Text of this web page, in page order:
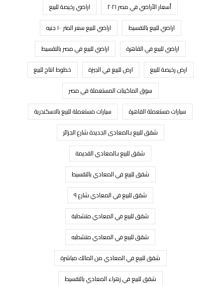
أسعار الأراضي في مصر ٢٠٢١
اراضي رخيصة للبيع
اراضي للبيع بالتقسيط
اراضي للبيع سعر المتر ١٠٠ جنيه
اراضي للبيع في القاهرة
اراضي للبيع في مصر بالتقسيط
ارض رخيصة للبيع
ارض للبيع في الجيزة
خطوط انتاج للبيع
سوق الماكينات المستعملة في مصر
سيارات مستعملة القاهرة
سيارات مستعملة للبيع بالاسكندرية
شقق للبيع بـالمعادى الجديدة شارع الجزائر
شقق للبيع بـالمعادي القديمة
شقق للبيع في المعادي بالتقسيط
شقق للبيع في المعادي شارع ٩
شقق للبيع في المعادي متشطبة
شقق للبيع في المعادي متشطبه
شقق للبيع في المعادي من المالك مباشرة
شقق للبيع في زهراء المعادي بالتقسيط